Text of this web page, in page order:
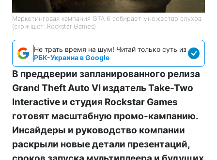
Маркетинговая кампания GTA 6 собирает множество слухов
(скриншот: Rockstar Games)
Не трать время на шум! Читай только суть из
РБК-Украина в Google
В преддверии запланированного релиза
Grand Theft Auto VI издатель Take-Two
Interactive и студия Rockstar Games
готовят масштабную промо-кампанию.
Инсайдеры и руководство компании
раскрыли новые детали презентаций,